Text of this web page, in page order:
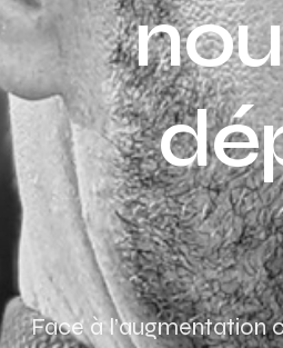
Face à l’augmentation